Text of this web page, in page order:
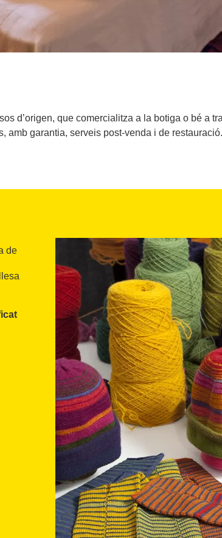
d’origen, que comercialitza a la botiga o bé a
amb garantia, serveis post-venda i de restauració.
de